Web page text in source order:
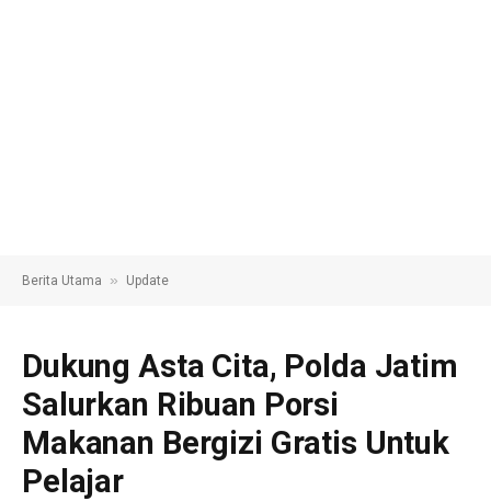
Berita Utama » Update
Dukung Asta Cita, Polda Jatim
Salurkan Ribuan Porsi
Makanan Bergizi Gratis Untuk
Pelajar